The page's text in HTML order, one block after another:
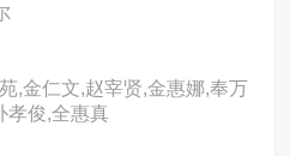
,金仁文,赵宰贤,金惠娜,奉万
孝俊,全惠真